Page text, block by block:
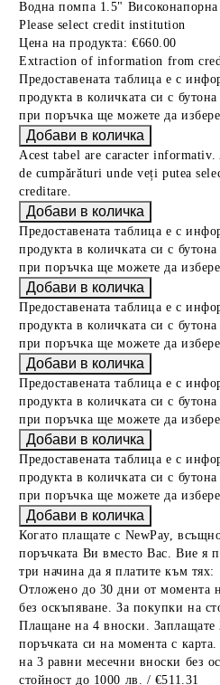
Водна помпа 1.5" Високонапорна
Please select credit institution
Цена на продукта: €660.00
Extraction of information from
Предоставената таблица е с
продукта в количката си с
при поръчка ще можете да
Acest tabel are caracter
de cumpărături unde veți putea
creditare.
Предоставената таблица е с
продукта в количката си с
при поръчка ще можете да
Предоставената таблица е с
продукта в количката си с
при поръчка ще можете да
Предоставената таблица е с
продукта в количката си с
при поръчка ще можете да
Предоставената таблица е с
продукта в количката си с
при поръчка ще можете да
Когато плащате с NewPay,
поръчката Ви вместо Вас. Вие я
три начина да я платите към тях:
Отложено до 30 дни от момента
без оскъпяване. За покупки на
Плащане на 4 вноски. Заплащате
поръчката си на момента с карта.
на 3 равни месечни вноски без
стойност до 1000 лв. / €511.31